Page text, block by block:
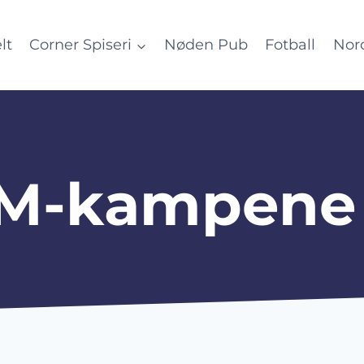
Corner Spiseri Nøden Pub Fotball